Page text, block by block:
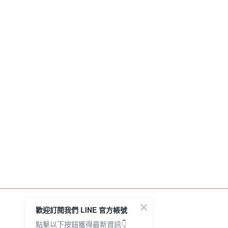
歡迎訂閱我們 LINE 官方帳號
點擊以下按鈕獲得最新資訊👇